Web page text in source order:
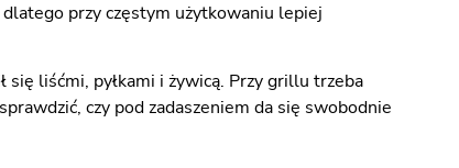
przy częstym użytkowaniu lepiej
liśćmi, pyłkami i żywicą. Przy grillu trzeba
czy pod zadaszeniem da się swobodnie